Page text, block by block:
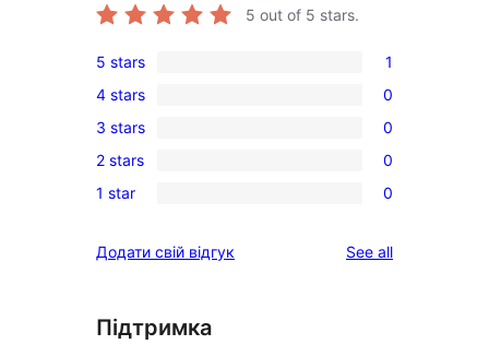
5 out of 5 stars.
1
5-
star
review
5 stars 1
0
4-
star
reviews
4 stars 0
0
3-
star
3 stars 0
0
2-
reviews
2 stars 0
0
star
1 star 0
Додати свій відгук See allreviews
Підтримка